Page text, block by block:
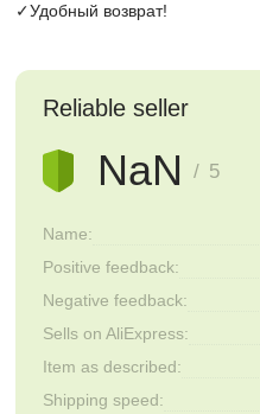
✓Удобный возврат!
Reliable seller
NaN / 5
Name:
Positive feedback:
Negative feedback:
Sells on AliExpress:
Item as described:
Shipping speed: